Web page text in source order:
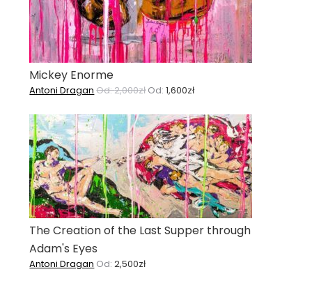
Mickey Enorme
Antoni Dragan Od:2,000złOd:1,600zł
The Creation of the Last Supper through
Adam's Eyes
Antoni Dragan Od:2,500zł